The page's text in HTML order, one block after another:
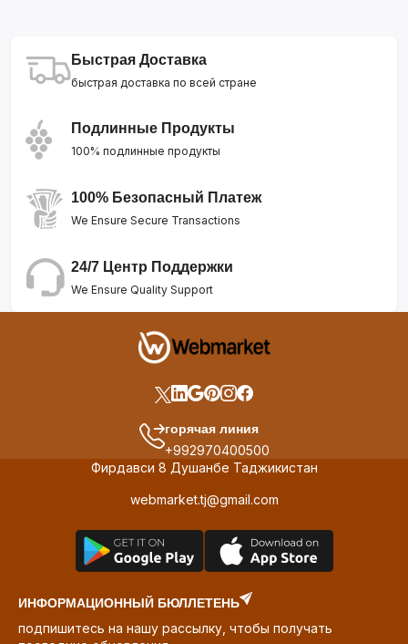
Быстрая Доставка
быстрая доставка по всей стране
Подлинные Продукты
100% подлинные продукты
100% Безопасный Платеж
We Ensure Secure Transactions
24/7 Центр Поддержки
We Ensure Quality Support
горячая линия
+992970400500
Фирдавси 8 Душанбе Таджикистан
webmarket.tj@gmail.com
ИНФОРМАЦИОННЫЙ БЮЛЛЕТЕНЬ
подпишитесь на нашу рассылку, чтобы получать